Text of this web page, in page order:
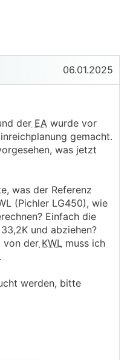
06.01.2025
der EA wurde vor
gemacht.
was jetzt
was der Referenz
(Pichler LG450), wie
Einfach die
und abziehen?
von der KWL muss ich
werden, bitte